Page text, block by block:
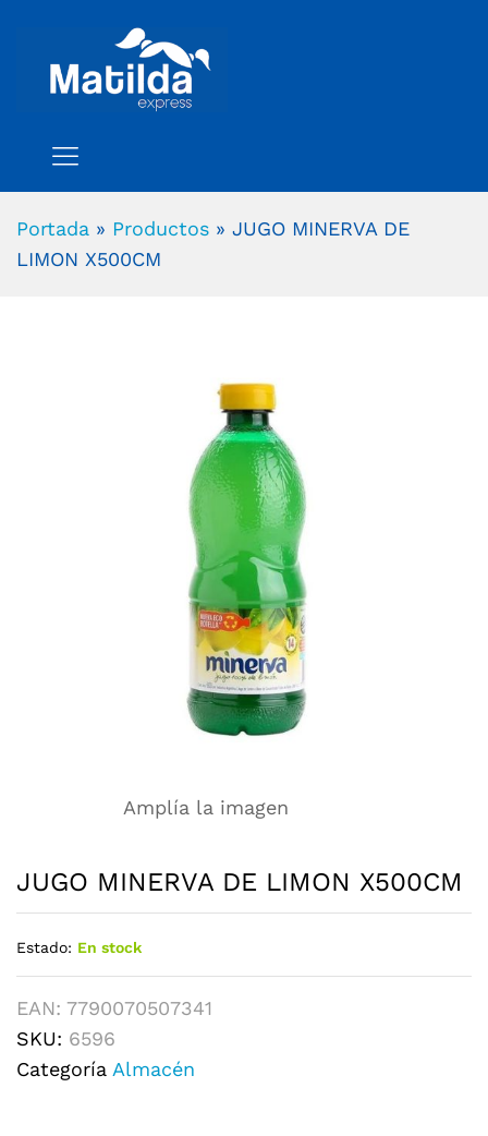
Portada » Productos » JUGO MINERVA DE
LIMON X500CM
Amplía la imagen
JUGO MINERVA DE LIMON X500CM
Estado: En stock
EAN: 7790070507341
SKU: 6596
Categoría Almacén